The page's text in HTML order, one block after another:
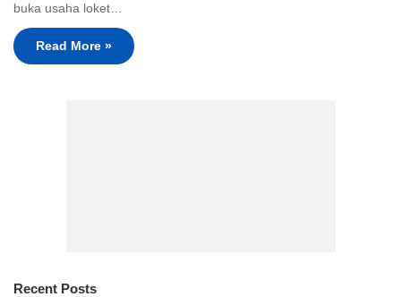
buka usaha loket…
Read More »
Recent Posts